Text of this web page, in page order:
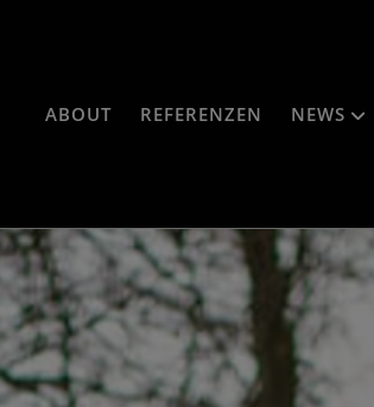
ABOUT REFERENZEN NEWS